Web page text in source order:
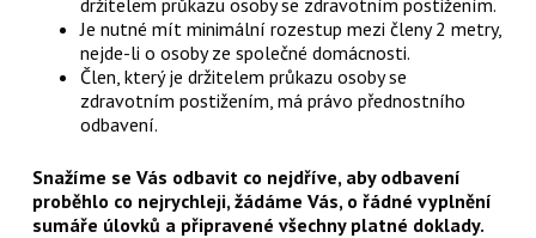
Je nutné mít minimální rozestup mezi členy 2 metry,
nejde-li o osoby ze společné domácnosti.
Člen, který je držitelem průkazu osoby se
zdravotním postižením, má právo přednostního
odbavení.
Snažíme se Vás odbavit co nejdříve, aby odbavení
proběhlo co nejrychleji, žádáme Vás, o řádné vyplnění
sumáře úlovků a připravené všechny platné doklady.